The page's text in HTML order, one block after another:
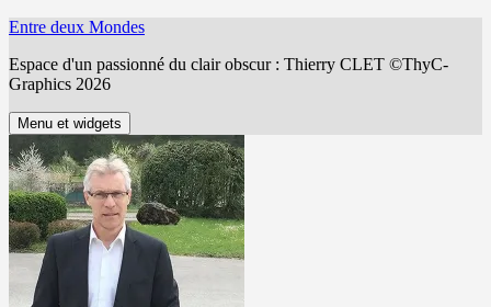
Aller
contenu
Entre deux Mondes
Espace d'un passionné du clair obscur : Thierry CLET ©ThyC-
Graphics 2026
Menu et widgets